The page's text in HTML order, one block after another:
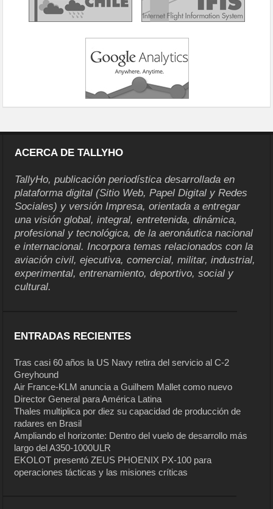
ACERCA DE TALLYHO
TallyHo, publicación periodística desarrollada en
plataforma digital (Sitio Web, Papel Digital y Redes
Sociales) y versión Impresa, orientada a entregar
una visión global, integral, entretenida, dinámica,
profesional y tecnológica, de la aeronáutica nacional
e internacional. Incorpora temas relacionados con la
aviación civil, ejecutiva, comercial, militar, industrial,
experimental, entrenamiento, deportivo, social y
cultural.
ENTRADAS RECIENTES
Tras casi 60 años la US Navy retira del servicio al C-2
Greyhound
Air France-KLM anuncia a Guilhem Mallet como nuevo
Director General para América Latina
Thales multiplica por diez su capacidad de producción de
radares en Brasil
Ampliando el horizonte: Dentro del vuelo de desarrollo más
largo del A350-1000ULR
EKOLOT presentó ZEUS PHOENIX PX-100 para
operaciones tácticas y las misiones críticas